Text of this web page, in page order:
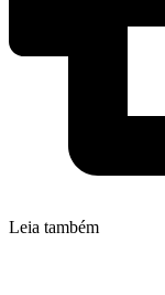
Leia também